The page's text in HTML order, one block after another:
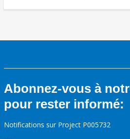
Abonnez-vous à
pour rester informé:
Notifications sur Project P005732